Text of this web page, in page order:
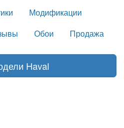
Модификации
Обои Продажа
Haval